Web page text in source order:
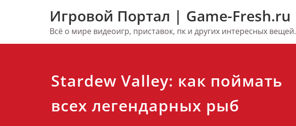
Игровой Портал | Game-Fresh.ru
Всё о мире видеоигр, приставок, пк и других интересных вещей.
Stardew Valley: как поймать
всех легендарных рыб